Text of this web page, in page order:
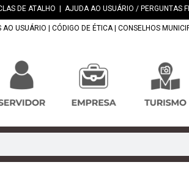
DE ATALHO AJUDA AO USUÁRIO / PERGUNTAS
AO USUÁRIO CÓDIGO DE ÉTICA| CONSELHOS